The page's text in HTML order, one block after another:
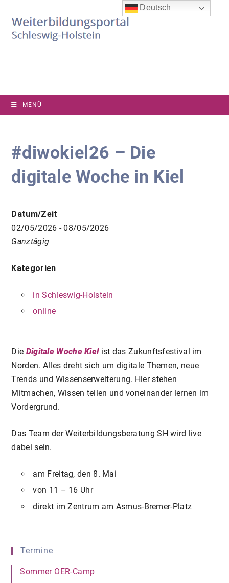
Inhalt
springen
MENÜ
#diwokiel26 – Die
digitale Woche in Kiel
Datum/Zeit
02/05/2026 - 08/05/2026
Ganztägig
Kategorien
in Schleswig-Holstein
online
Die Digitale Woche Kielist das Zukunftsfestival im
Norden. Alles dreht sich um digitale Themen, neue
Trends und Wissenserweiterung. Hier stehen
Mitmachen, Wissen teilen und voneinander lernen im
Vordergrund.
Das Team der Weiterbildungsberatung SH wird live
dabei sein.
am Freitag, den 8. Mai
von 11 – 16 Uhr
direkt im Zentrum am Asmus-Bremer-Platz
Termine
Sommer OER-Camp
Deutsch